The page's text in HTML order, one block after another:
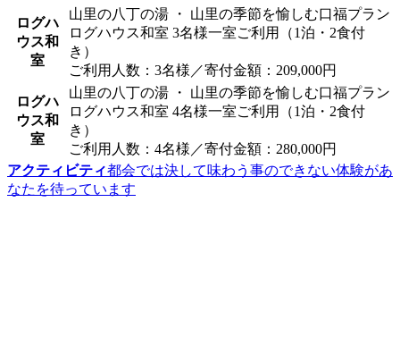
ログハ
ウス和
室
山里の八丁の湯 ・ 山里の季節を愉しむ口福プラン
ログハウス和室 3名様一室ご利用（1泊・2食付
き）
ご利用人数：3名様／寄付金額：209,000円
ログハ
ウス和
室
山里の八丁の湯 ・ 山里の季節を愉しむ口福プラン
ログハウス和室 4名様一室ご利用（1泊・2食付
き）
ご利用人数：4名様／寄付金額：280,000円
アクティビティ都会では決して味わう事のできない体験があ
なたを待っています